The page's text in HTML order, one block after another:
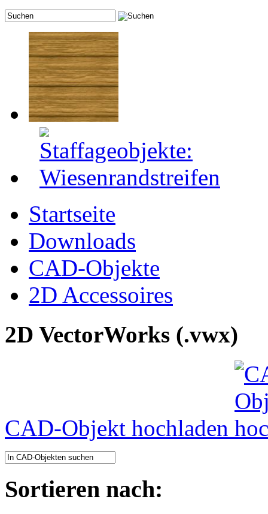
Startseite
Downloads
CAD-Objekte
2D Accessoires
2D VectorWorks (.vwx)
CAD-Objekt hochladen
Sortieren nach: